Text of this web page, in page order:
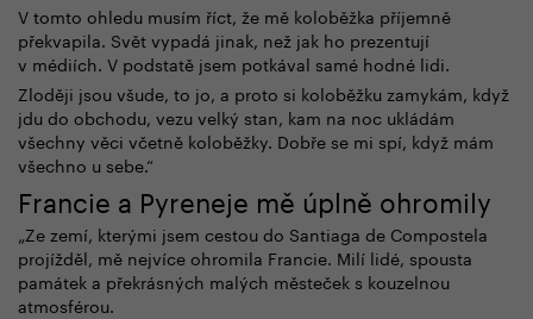
V tomto ohledu musím říct, že mě koloběžka příjemně
překvapila. Svět vypadá jinak, než jak ho prezentují
v médiích. V podstatě jsem potkával samé hodné lidi.
Zloději jsou všude, to jo, a proto si koloběžku zamykám, když
jdu do obchodu, vezu velký stan, kam na noc ukládám
všechny věci včetně koloběžky. Dobře se mi spí, když mám
všechno u sebe.“
Francie a Pyreneje mě úplně ohromily
„Ze zemí, kterými jsem cestou do Santiaga de Compostela
projížděl, mě nejvíce ohromila Francie. Milí lidé, spousta
památek a překrásných malých městeček s kouzelnou
atmosférou.